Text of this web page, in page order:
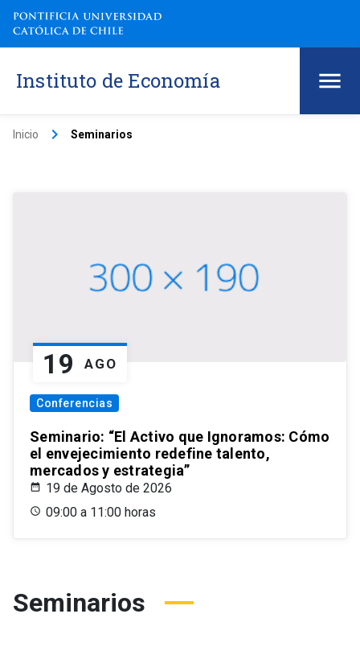
Instituto de Economía
Inicio keyboard_arrow_right Seminarios
19 AGO
Conferencias
Seminario: “El Activo que Ignoramos: Cómo
el envejecimiento redefine talento,
mercados y estrategia”
19 de Agosto de 2026
09:00 a 11:00 horas
Seminarios